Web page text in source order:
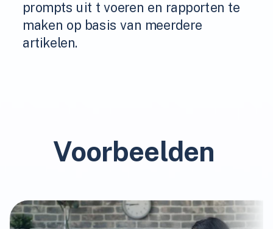
prompts uit t voeren en rapporten te
maken op basis van meerdere
artikelen.
Voorbeelden